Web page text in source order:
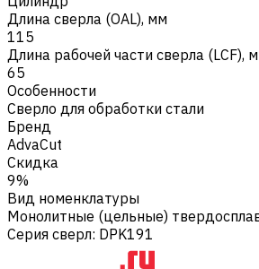
Длина сверла (OAL), мм
115
Длина рабочей части сверла (LCF),
65
Особенности
Сверло для обработки стали
Бренд
AdvaCut
Скидка
9%
Вид номенклатуры
Монолитные (цельные)
Серия сверл: DPK191